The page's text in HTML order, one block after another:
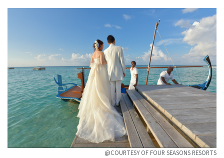
@COURTESY OF FOUR SEASONS RESORTS